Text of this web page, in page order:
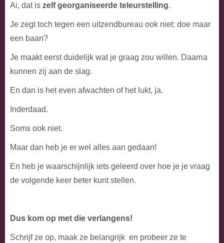
Ai, dat is zelf georganiseerde teleurstelling.
Je zegt toch tegen een uitzendbureau ook niet: doe maar
een baan?
Je maakt eerst duidelijk wat je graag zou willen. Daarna
kunnen zij aan de slag.
En dan is het even afwachten of het lukt, ja.
Inderdaad.
Soms ook niet.
Maar dan heb je er wel alles aan gedaan!
En heb je waarschijnlijk iets geleerd over hoe je je vraag
de volgende keer beter kunt stellen.
Dus kom op met die verlangens!
Schrijf ze op, maak ze belangrijk en probeer ze te